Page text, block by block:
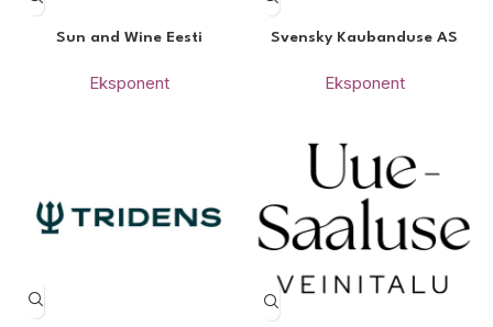
Sun and Wine Eesti
Eksponent
Svensky Kaubanduse AS
Eksponent